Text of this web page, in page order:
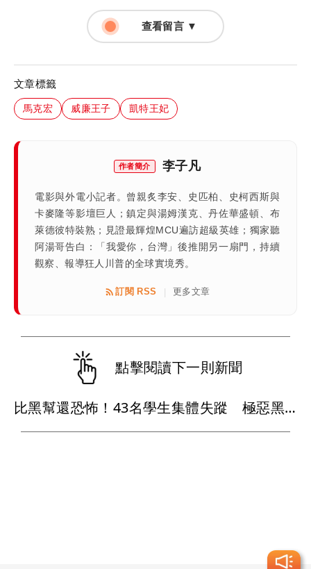
查看留言 ▼
文章標籤
馬克宏 威廉王子 凱特王妃
作者簡介 李子凡
電影與外電小記者。曾親炙李安、史匹柏、史柯西斯與
卡麥隆等影壇巨人；鎮定與湯姆漢克、丹佐華盛頓、布
萊德彼特裝熟；見證最輝煌MCU遍訪超級英雄；獨家聽
阿湯哥告白：「我愛你，台灣」後推開另一扇門，持續
觀察、報導狂人川普的全球實境秀。
訂閱 RSS | 更多文章
點擊閱讀下一則新聞
比黑幫還恐怖！43名學生集體失蹤 極惡黑心政客恐涉「器官」買賣